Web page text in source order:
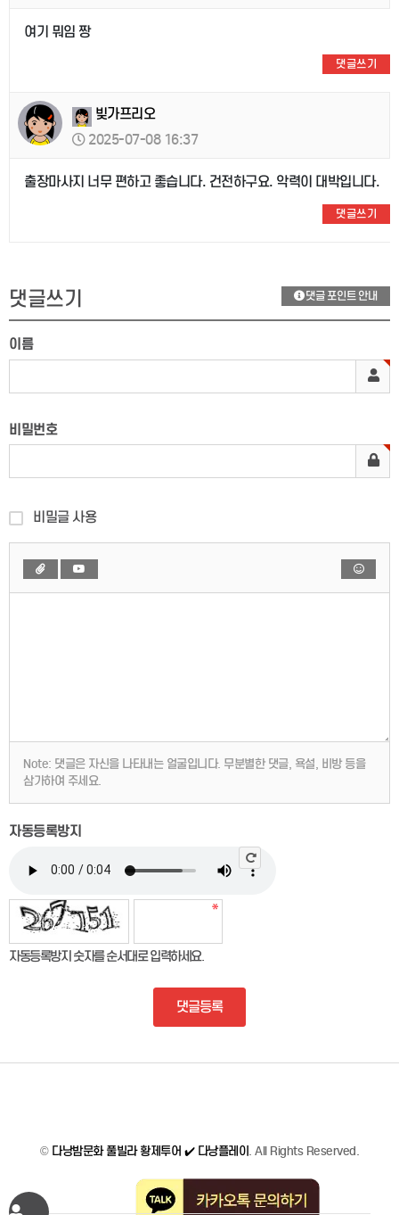
여기 뭐임 짱
댓글쓰기
빚가프리오
2025-07-08 16:37
출장마사지 너무 편하고 좋습니다. 건전하구요. 악력이 대박입니다.
댓글쓰기
댓글쓰기 댓글 포인트 안내
이름
비밀번호
비밀글 사용
Note: 댓글은 자신을 나타내는 얼굴입니다. 무분별한 댓글, 욕설, 비방 등을
삼가하여 주세요.
자동등록방지
자동등록방지 숫자를 순서대로 입력하세요.
댓글등록
© 다낭밤문화 풀빌라 황제투어 ✔️ 다낭플레이 . All Rights Reserved.